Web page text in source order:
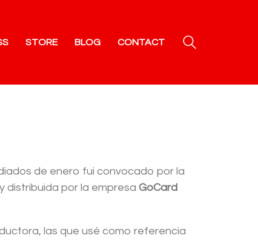
STORE BLOG CONTACT
de enero fui convocado por la
distribuida por la empresa GoCard
las que usé como referencia